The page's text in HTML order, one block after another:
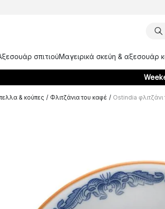
σπιτιούΜαγειρικά σκεύη & αξεσουάρ
& κούπες / Φλιτζάνια του καφέ / Ostindia φλιτζάνι